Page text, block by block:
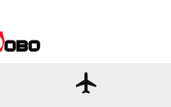
flight